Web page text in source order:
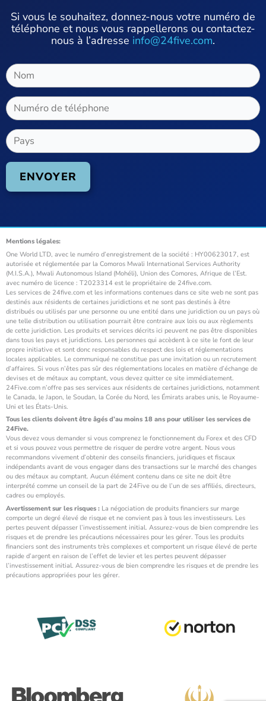
Si vous le souhaitez, donnez-nous votre numéro de
téléphone et nous vous rappellerons ou contactez-
nous à l’adresse info@24five.com.
Mentions légales:
One World LTD, avec le numéro d’enregistrement de la société : HY00623017, est
autorisée et réglementée par la Comoros Mwali International Services Authority
(M.I.S.A.), Mwali Autonomous Island (Mohéli), Union des Comores, Afrique de l’Est.
avec numéro de licence : T2023314 est le propriétaire de 24five.com.
Les services de 24five.com et les informations contenues dans ce site web ne sont pas
destinés aux résidents de certaines juridictions et ne sont pas destinés à être
distribués ou utilisés par une personne ou une entité dans une juridiction ou un pays où
une telle distribution ou utilisation pourrait être contraire aux lois ou aux règlements
de cette juridiction. Les produits et services décrits ici peuvent ne pas être disponibles
dans tous les pays et juridictions. Les personnes qui accèdent à ce site le font de leur
propre initiative et sont donc responsables du respect des lois et réglementations
locales applicables. Le communiqué ne constitue pas une invitation ou un recrutement
d’affaires. Si vous n’êtes pas sûr des réglementations locales en matière d’échange de
devises et de métaux au comptant, vous devez quitter ce site immédiatement.
24Five.com n’offre pas ses services aux résidents de certaines juridictions, notamment
le Canada, le Japon, le Soudan, la Corée du Nord, les Émirats arabes unis, le Royaume-
Uni et les États-Unis.
Tous les clients doivent être âgés d’au moins 18 ans pour utiliser les services de
24Five.
Vous devez vous demander si vous comprenez le fonctionnement du Forex et des CFD
et si vous pouvez vous permettre de risquer de perdre votre argent. Nous vous
recommandons vivement d’obtenir des conseils financiers, juridiques et fiscaux
indépendants avant de vous engager dans des transactions sur le marché des changes
ou des métaux au comptant. Aucun élément contenu dans ce site ne doit être
interprété comme un conseil de la part de 24Five ou de l’un de ses affiliés, directeurs,
cadres ou employés.
Avertissement sur les risques : La négociation de produits financiers sur marge
comporte un degré élevé de risque et ne convient pas à tous les investisseurs. Les
pertes peuvent dépasser l’investissement initial. Assurez-vous de bien comprendre les
risques et de prendre les précautions nécessaires pour les gérer. Tous les produits
financiers sont des instruments très complexes et comportent un risque élevé de perte
rapide d’argent en raison de l’effet de levier et les pertes peuvent dépasser
l’investissement initial. Assurez-vous de bien comprendre les risques et de prendre les
précautions appropriées pour les gérer.